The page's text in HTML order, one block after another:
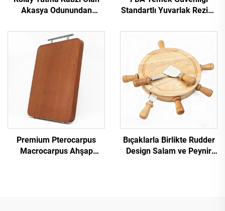
Akasya Odunundan
Tahtası
Standartlı Yuvarlak Rezine
Tahtası
Premium Pterocarpus
Macrocarpus Ahşap
Bıçaklarla Birlikte Rudder
Design Salam ve Peynir